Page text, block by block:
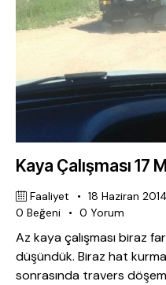
Kaya Çalışması 17
Faaliyet 18 Haziran 2014
0 Beğeni 0 Yorum
Az kaya çalışması biraz
düşündük. Biraz hat
sonrasında travers